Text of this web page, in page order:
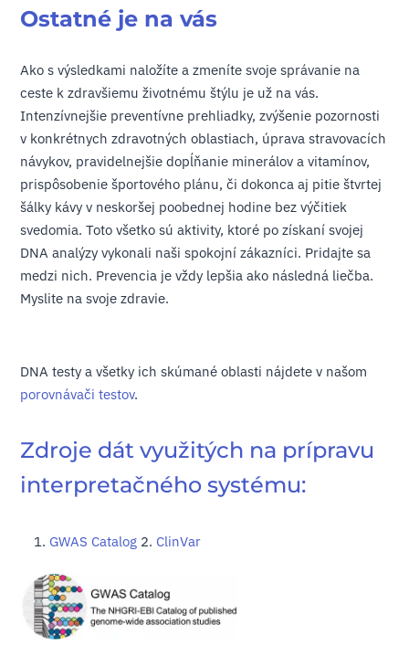
Ostatné je na vás
Ako s výsledkami naložíte a zmeníte svoje správanie na
ceste k zdravšiemu životnému štýlu je už na vás.
Intenzívnejšie preventívne prehliadky, zvýšenie pozornosti
v konkrétnych zdravotných oblastiach, úprava stravovacích
návykov, pravidelnejšie dopĺňanie minerálov a vitamínov,
prispôsobenie športového plánu, či dokonca aj pitie štvrtej
šálky kávy v neskoršej poobednej hodine bez výčitiek
svedomia. Toto všetko sú aktivity, ktoré po získaní svojej
DNA analýzy vykonali naši spokojní zákazníci. Pridajte sa
medzi nich. Prevencia je vždy lepšia ako následná liečba.
Myslite na svoje zdravie.
DNA testy a všetky ich skúmané oblasti nájdete v našom
porovnávači testov.
Zdroje dát využitých na prípravu
interpretačného systému:
GWAS Catalog 2. ClinVar